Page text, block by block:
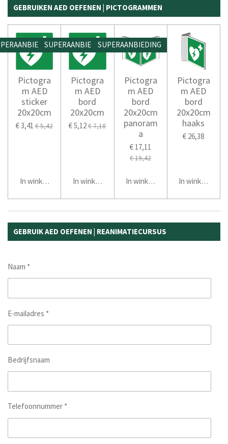
GEBRUIKEN AED OEFENEN | PICTOGRAMMEN
Pictogra
m AED
sticker
20x20cm
€ 3,41 € 5,42
In winkelwagen
SUPERAANBIEDING
Pictogra
m AED
bord
20x20cm
€ 5,12€ 7,18
In winkelwagen
SUPERAANBIEDING
Pictogra
m AED
bord
20x20cm
panoram
a
€ 17,11
€ 19,42
In winkelwagen
Pictogra
m AED
bord
20x20cm
haaks
€ 26,38
In winkelwagen
GEBRUIK AED OEFENEN | REANIMATIECURSUS
Naam *
E-mailadres *
Bedrijfsnaam
Telefoonnummer *